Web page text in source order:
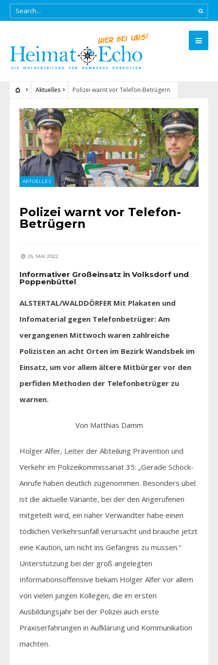
Aktuelles Polizei warnt vor Telefon-Betrügern
AKTUELLES
Polizei warnt vor Telefon-
Betrügern
25. MAI 2022
Informativer Großeinsatz in Volksdorf und
Poppenbüttel
ALSTERTAL/WALDDÖRFER Mit Plakaten und
Infomaterial gegen Telefonbetrüger: Am
vergangenen Mittwoch waren zahlreiche
Polizisten an acht Orten im Bezirk Wandsbek im
Einsatz, um vor allem ältere Mitbürger vor den
perfiden Methoden der Telefonbetrüger zu
warnen.
Von Matthias Damm
Holger Alfer, Leiter der Abteilung Prävention und
Verkehr im Polizeikommissariat 35: „Gerade Schock-
Anrufe haben deutlich zugenommen. Besonders übel
ist die aktuelle Variante, bei der den Angerufenen
mitgeteilt wird, ein naher Verwandter habe einen
tödlichen Verkehrsunfall verursacht und brauche jetzt
eine Kaution, um nicht ins Gefängnis zu müssen.“
Unterstützung bei der groß angelegten
Informationsoffensive bekam Holger Alfer vor allem
von vielen jungen Kollegen, die im ersten
Ausbildungsjahr bei der Polizei auch erste
Praxiserfahrungen in Aufklärung und Kommunikation
machten.